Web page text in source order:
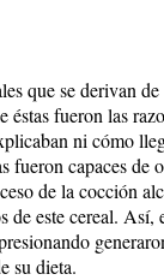
que se derivan de
fueron las
ni cómo
fue­ron capaces de
de la cocción
este cereal. Así,
su dieta.